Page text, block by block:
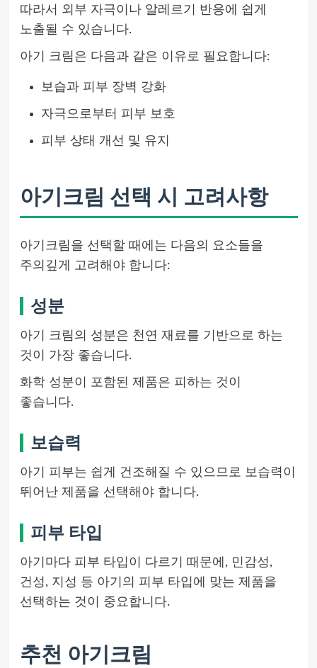
따라서 외부 자극이나 알레르기 반응에 쉽게
노출될 수 있습니다.
아기 크림은 다음과 같은 이유로 필요합니다:
보습과 피부 장벽 강화
자극으로부터 피부 보호
피부 상태 개선 및 유지
아기크림 선택 시 고려사항
아기크림을 선택할 때에는 다음의 요소들을
주의깊게 고려해야 합니다:
성분
아기 크림의 성분은 천연 재료를 기반으로 하는
것이 가장 좋습니다.
화학 성분이 포함된 제품은 피하는 것이
좋습니다.
보습력
아기 피부는 쉽게 건조해질 수 있으므로 보습력이
뛰어난 제품을 선택해야 합니다.
피부 타입
아기마다 피부 타입이 다르기 때문에, 민감성,
건성, 지성 등 아기의 피부 타입에 맞는 제품을
선택하는 것이 중요합니다.
추천 아기크림